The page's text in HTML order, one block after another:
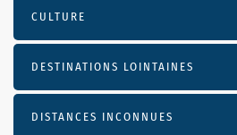
CULTURE
DESTINATIONS LOINTAINES
DISTANCES INCONNUES